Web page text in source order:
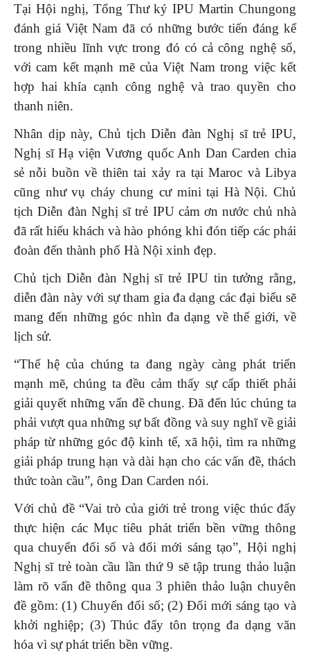
Tại Hội nghị, Tổng Thư ký IPU Martin Chungong
đánh giá Việt Nam đã có những bước tiến đáng kể
trong nhiều lĩnh vực trong đó có cả công nghệ số,
với cam kết mạnh mẽ của Việt Nam trong việc kết
hợp hai khía cạnh công nghệ và trao quyền cho
thanh niên.
Nhân dịp này, Chủ tịch Diễn đàn Nghị sĩ trẻ IPU,
Nghị sĩ Hạ viện Vương quốc Anh Dan Carden chia
sẻ nỗi buồn về thiên tai xảy ra tại Maroc và Libya
cũng như vụ cháy chung cư mini tại Hà Nội. Chủ
tịch Diễn đàn Nghị sĩ trẻ IPU cảm ơn nước chủ nhà
đã rất hiếu khách và hào phóng khi đón tiếp các phái
đoàn đến thành phố Hà Nội xinh đẹp.
Chủ tịch Diễn đàn Nghị sĩ trẻ IPU tin tưởng rằng,
diễn đàn này với sự tham gia đa dạng các đại biểu sẽ
mang đến những góc nhìn đa dạng về thế giới, về
lịch sử.
“Thế hệ của chúng ta đang ngày càng phát triển
mạnh mẽ, chúng ta đều cảm thấy sự cấp thiết phải
giải quyết những vấn đề chung. Đã đến lúc chúng ta
phải vượt qua những sự bất đồng và suy nghĩ về giải
pháp từ những góc độ kinh tế, xã hội, tìm ra những
giải pháp trung hạn và dài hạn cho các vấn đề, thách
thức toàn cầu”, ông Dan Carden nói.
Với chủ đề “Vai trò của giới trẻ trong việc thúc đẩy
thực hiện các Mục tiêu phát triển bền vững thông
qua chuyển đổi số và đổi mới sáng tạo”, Hội nghị
Nghị sĩ trẻ toàn cầu lần thứ 9 sẽ tập trung thảo luận
làm rõ vấn đề thông qua 3 phiên thảo luận chuyên
đề gồm: (1) Chuyển đổi số; (2) Đổi mới sáng tạo và
khởi nghiệp; (3) Thúc đẩy tôn trọng đa dạng văn
hóa vì sự phát triển bền vững.